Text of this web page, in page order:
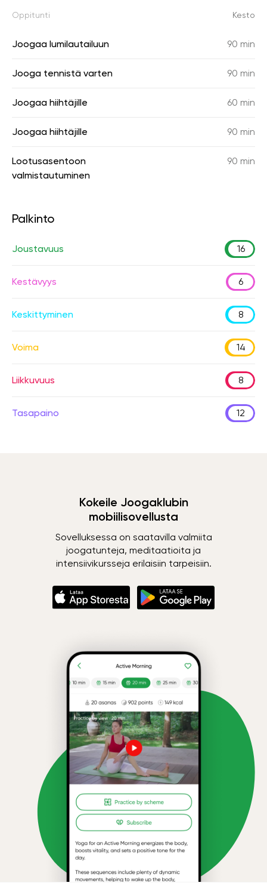
Oppitunti Kesto
Joogaa lumilautailuun 90 min
Jooga tennistä varten 90 min
Joogaa hiihtäjille 60 min
Joogaa hiihtäjille 90 min
Lootusasentoon
valmistautuminen
90 min
Palkinto
Joustavuus 16
Kestävyys 6
Keskittyminen 8
Voima 14
Liikkuvuus 8
Tasapaino 12
Kokeile Joogaklubin
mobiilisovellusta
Sovelluksessa on saatavilla valmiita
joogatunteja, meditaatioita ja
intensiivikursseja erilaisiin tarpeisiin.